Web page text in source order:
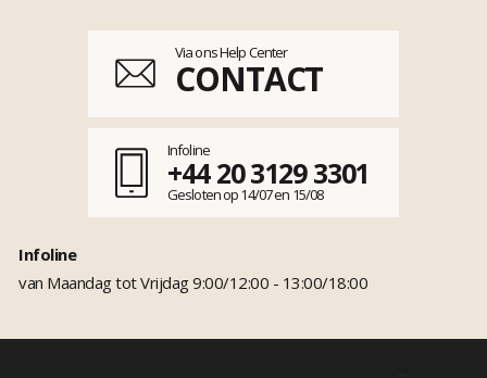
Via ons Help Center
CONTACT
Infoline
+44 20 3129 3301
Gesloten op 14/07 en 15/08
Infoline
van Maandag tot Vrijdag 9:00/12:00 - 13:00/18:00